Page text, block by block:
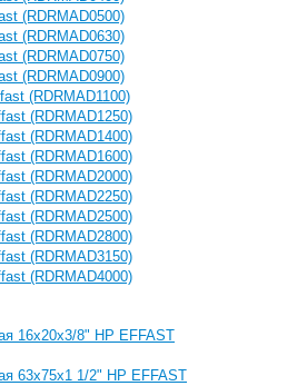
(RDRMAD0500)
(RDRMAD0630)
(RDRMAD0750)
(RDRMAD0900)
(RDRMAD1100)
(RDRMAD1250)
(RDRMAD1400)
(RDRMAD1600)
(RDRMAD2000)
(RDRMAD2250)
(RDRMAD2500)
(RDRMAD2800)
(RDRMAD3150)
(RDRMAD4000)
16х20х3/8" НР EFFAST
63х75х1 1/2" НР EFFAST